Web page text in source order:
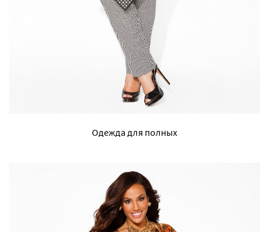
Одежда для полных